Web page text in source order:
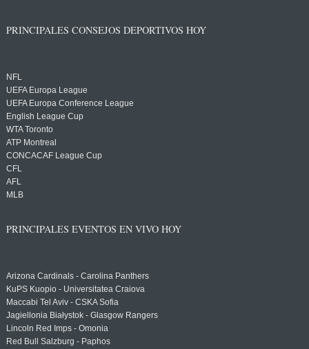
PRINCIPALES CONSEJOS DEPORTIVOS HOY
NFL
UEFA Europa League
UEFA Europa Conference League
English League Cup
WTA Toronto
ATP Montreal
CONCACAF League Cup
CFL
AFL
MLB
PRINCIPALES EVENTOS EN VIVO HOY
Arizona Cardinals - Carolina Panthers
KuPS Kuopio - Universitatea Craiova
Maccabi Tel Aviv - CSKA Sofia
Jagiellonia Białystok - Glasgow Rangers
Lincoln Red Imps - Omonia
Red Bull Salzburg - Paphos